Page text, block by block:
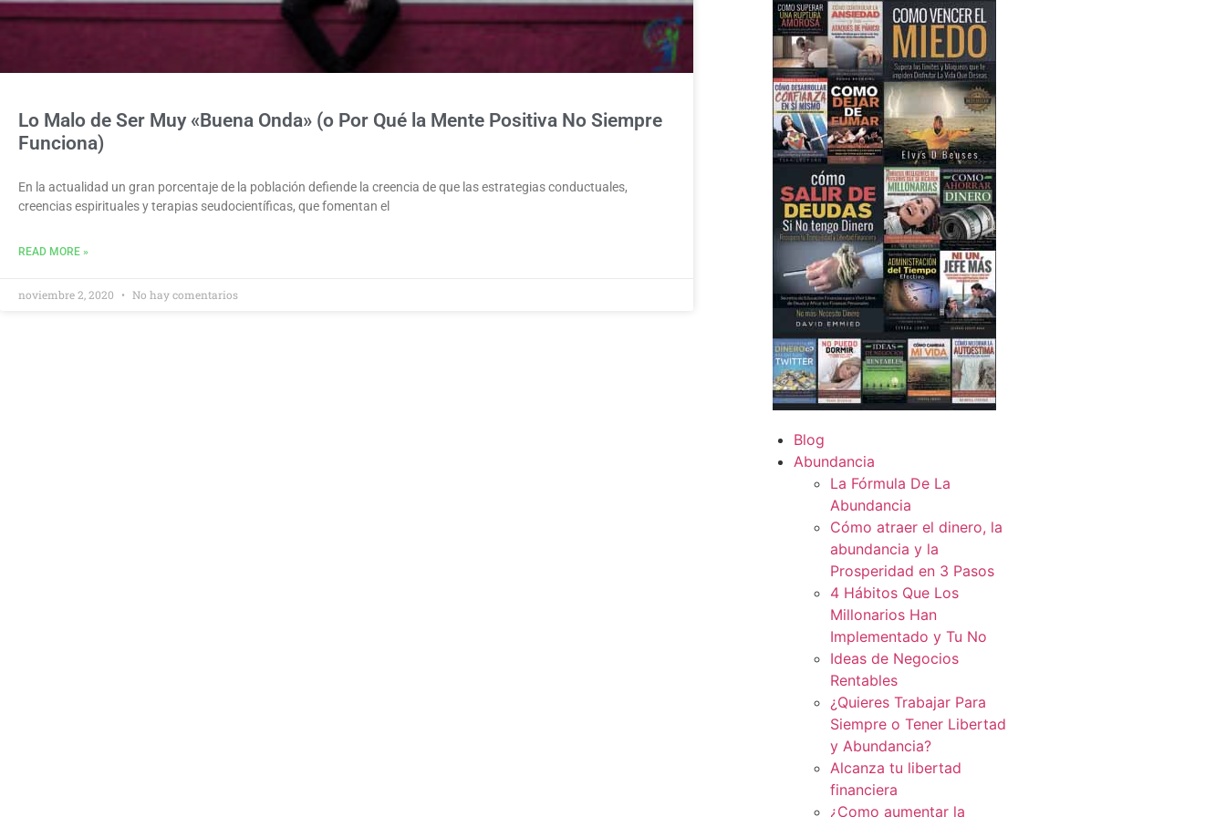
Lo Malo de Ser Muy «Buena Onda» (o Por Qué la Mente Positiva No Siempre
Funciona)
En la actualidad un gran porcentaje de la población defiende la creencia de que las estrategias conductuales,
creencias espirituales y terapias seudocientíficas, que fomentan el
READ MORE »
noviembre 2, 2020 No hay comentarios
Blog
Abundancia
La Fórmula De La
Abundancia
Cómo atraer el dinero, la
abundancia y la
Prosperidad en 3 Pasos
4 Hábitos Que Los
Millonarios Han
Implementado y Tu No
Ideas de Negocios
Rentables
¿Quieres Trabajar Para
Siempre o Tener Libertad
y Abundancia?
Alcanza tu libertad
financiera
¿Como aumentar la